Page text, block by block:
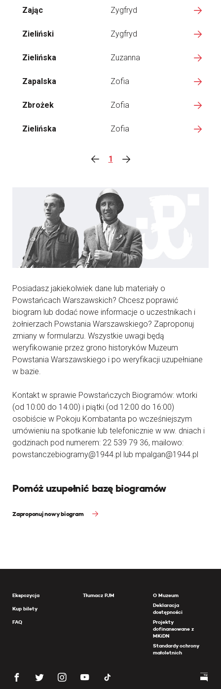
Zając Zygfryd
Zieliński Zygfryd
Zielińska Zuzanna
Zapalska Zofia
Zbrożek Zofia
Zielińska Zofia
1
Posiadasz jakiekolwiek dane lub materiały o
Powstańcach Warszawskich? Chcesz poprawić
biogram lub dodać nowe informacje o uczestnikach i
żołnierzach Powstania Warszawskiego? Zaproponuj
zmiany w formularzu. Wszystkie uwagi będą
weryfikowanie przez grono historyków Muzeum
Powstania Warszawskiego i po weryfikacji uzupełniane
w bazie.
Kontakt w sprawie Powstańczych Biogramów: wtorki
(od 10:00 do 14:00) i piątki (od 12:00 do 16:00)
osobiście w Pokoju Kombatanta po wcześniejszym
umówieniu na spotkanie lub telefonicznie w ww. dniach i
godzinach pod numerem: 22 539 79 36, mailowo:
powstanczebiogramy@1944.pl lub mpalgan@1944.pl
Pomóż uzupełnić bazę biogramów
Zaproponuj nowy biogram
Ekspozycja
Kup bilety
FAQ
Tłumacz PJM
O Muzeum
Deklaracja
dostępności
Projekty
dofinansowane z
MKiDN
Standardy ochrony
małoletnich